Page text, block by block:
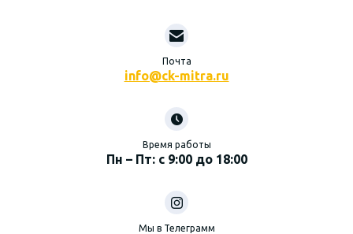
Почта
info@ck-mitra.ru
Время работы
Пн – Пт: с 9:00 до 18:00
Мы в Телеграмм